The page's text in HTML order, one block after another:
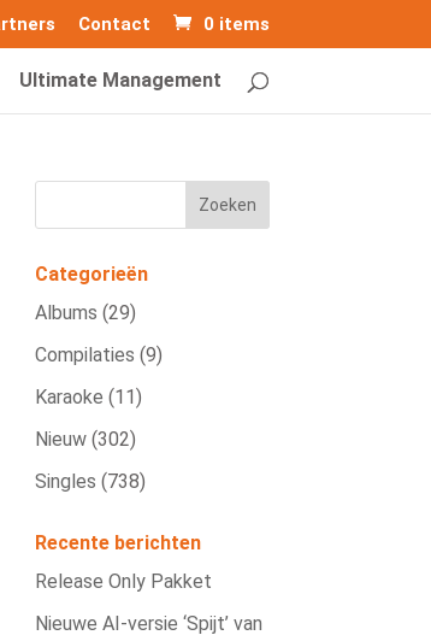
Contact 0 items
Ultimate Management
Categorieën
Albums (29)
Compilaties (9)
Karaoke (11)
Nieuw (302)
Singles (738)
Recente berichten
Release Only Pakket
Nieuwe AI‑versie ‘Spijt’ van